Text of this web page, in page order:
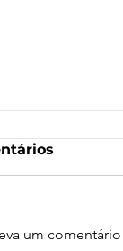
um comentário